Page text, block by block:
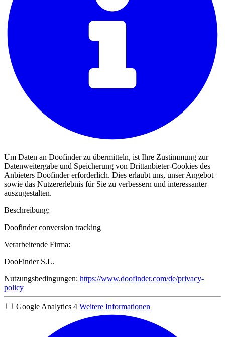
Um Daten an Doofinder zu übermitteln, ist Ihre Zustimmung zur
Datenweitergabe und Speicherung von Drittanbieter-Cookies des
Anbieters Doofinder erforderlich. Dies erlaubt uns, unser Angebot
sowie das Nutzererlebnis für Sie zu verbessern und interessanter
auszugestalten.
Beschreibung:
Doofinder conversion tracking
Verarbeitende Firma:
DooFinder S.L.
Nutzungsbedingungen: https://www.doofinder.com/de/privacy-
policy
Google Analytics 4 Weitere Informationen